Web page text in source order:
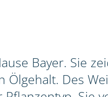
Bayer. Sie
Des